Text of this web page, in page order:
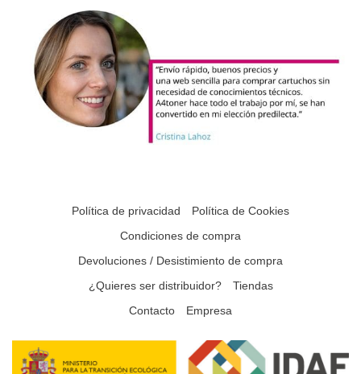
Política de privacidad
Política de Cookies
Condiciones de compra
Devoluciones / Desistimiento de compra
¿Quieres ser distribuidor?
Tiendas
Contacto
Empresa